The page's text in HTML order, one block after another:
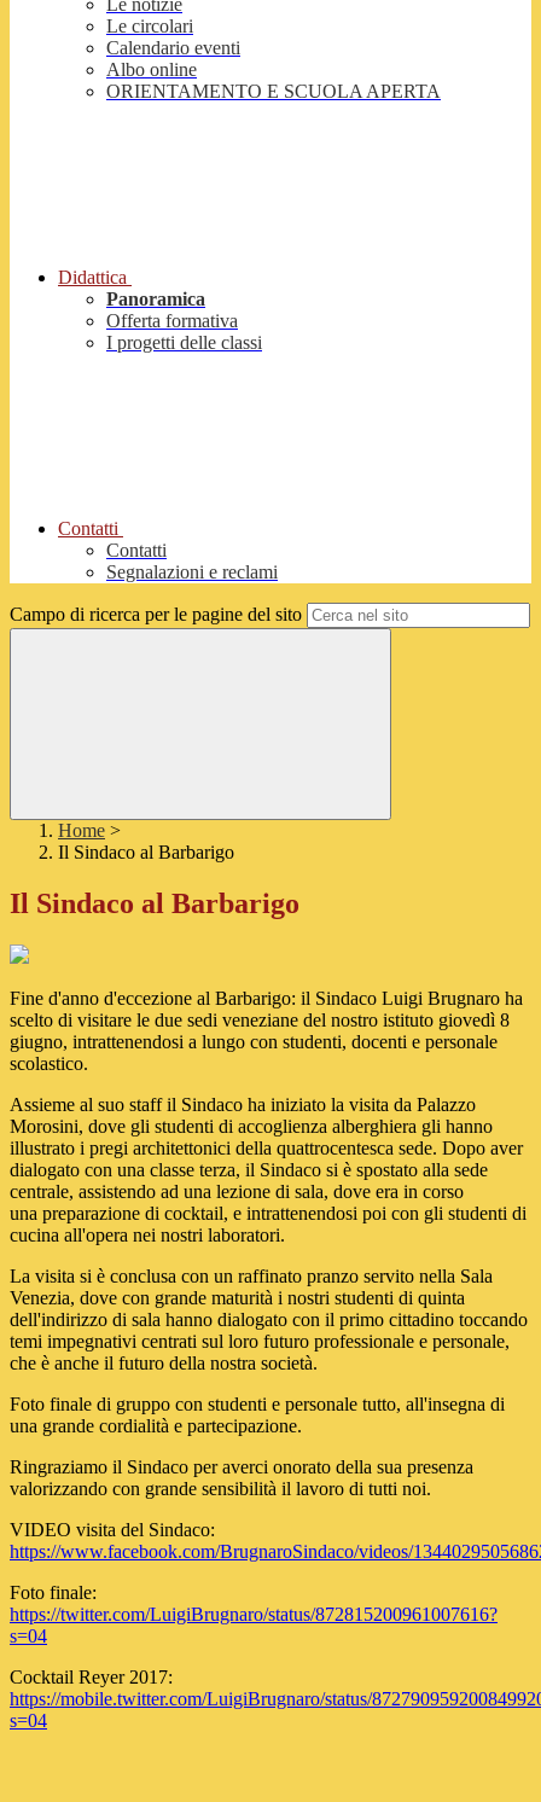
Le notizie
Le circolari
Calendario eventi
Albo online
ORIENTAMENTO E SCUOLA APERTA
Didattica
Panoramica
Offerta formativa
I progetti delle classi
Contatti
Contatti
Segnalazioni e reclami
Campo di ricerca per le pagine del sito
Home >
Il Sindaco al Barbarigo
Il Sindaco al Barbarigo
Fine d'anno d'eccezione al Barbarigo: il Sindaco Luigi Brugnaro ha
scelto di visitare le due sedi veneziane del nostro istituto giovedì 8
giugno, intrattenendosi a lungo con studenti, docenti e personale
scolastico.
Assieme al suo staff il Sindaco ha iniziato la visita da Palazzo
Morosini, dove gli studenti di accoglienza alberghiera gli hanno
illustrato i pregi architettonici della quattrocentesca sede. Dopo aver
dialogato con una classe terza, il Sindaco si è spostato alla sede
centrale, assistendo ad una lezione di sala, dove era in corso
una preparazione di cocktail, e intrattenendosi poi con gli studenti di
cucina all'opera nei nostri laboratori.
La visita si è conclusa con un raffinato pranzo servito nella Sala
Venezia, dove con grande maturità i nostri studenti di quinta
dell'indirizzo di sala hanno dialogato con il primo cittadino toccando
temi impegnativi centrati sul loro futuro professionale e personale,
che è anche il futuro della nostra società.
Foto finale di gruppo con studenti e personale tutto, all'insegna di
una grande cordialità e partecipazione.
Ringraziamo il Sindaco per averci onorato della sua presenza
valorizzando con grande sensibilità il lavoro di tutti noi.
VIDEO visita del Sindaco:
https://www.facebook.com/BrugnaroSindaco/videos/
Foto finale:
https://twitter.com/LuigiBrugnaro/status/872815200961007616?
s=04
Cocktail Reyer 2017:
https://mobile.twitter.com/LuigiBrugnaro/status/
s=04